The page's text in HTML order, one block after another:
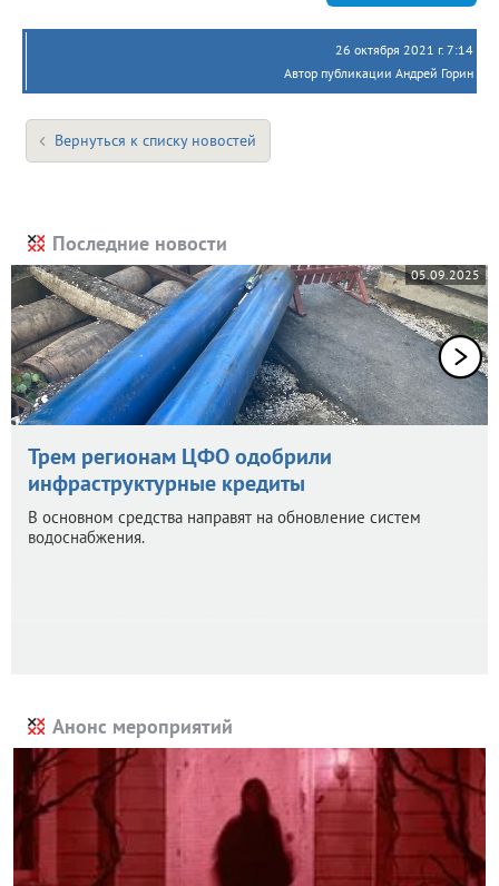
26 октября 2021 г. 7:14
Автор публикации Андрей Горин
Вернуться к списку новостей
Последние новости
05.09.2025
Трем регионам ЦФО одобрили
инфраструктурные кредиты
В основном средства направят на обновление систем
водоснабжения.
Анонс мероприятий